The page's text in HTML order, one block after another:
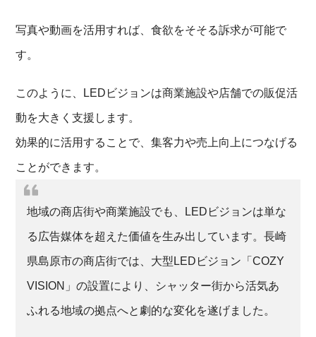
写真や動画を活用すれば、食欲をそそる訴求が可能で
す。
このように、LEDビジョンは商業施設や店舗での販促活
動を大きく支援します。
効果的に活用することで、集客力や売上向上につなげる
ことができます。
地域の商店街や商業施設でも、LEDビジョンは単な
る広告媒体を超えた価値を生み出しています。長崎
県島原市の商店街では、大型LEDビジョン「COZY
VISION」の設置により、シャッター街から活気あ
ふれる地域の拠点へと劇的な変化を遂げました。